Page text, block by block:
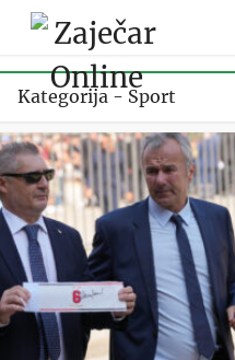
Kategorija - Sport